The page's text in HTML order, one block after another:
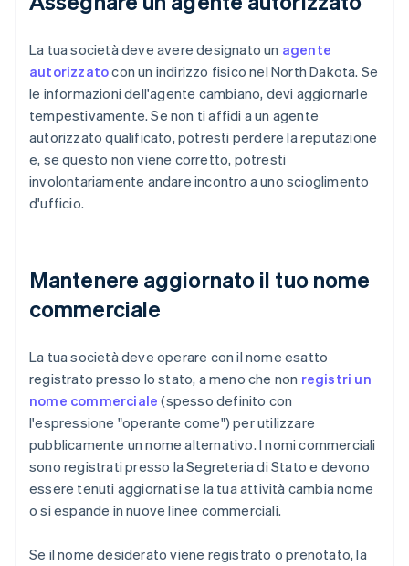
La tua società deve avere designato un agente
autorizzatocon un indirizzo fisico nel North Dakota. Se
le informazioni dell'agente cambiano, devi aggiornarle
tempestivamente. Se non ti affidi a un agente
autorizzato qualificato, potresti perdere la reputazione
e, se questo non viene corretto, potresti
involontariamente andare incontro a uno scioglimento
d'ufficio.
Mantenere aggiornato il tuo nome
commerciale
La tua società deve operare con il nome esatto
registrato presso lo stato, a meno che non registri un
nome commerciale (spesso definito con
l'espressione "operante come") per utilizzare
pubblicamente un nome alternativo. I nomi commerciali
sono registrati presso la Segreteria di Stato e devono
essere tenuti aggiornati se la tua attività cambia nome
o si espande in nuove linee commerciali.
Se il nome desiderato viene registrato o prenotato, la